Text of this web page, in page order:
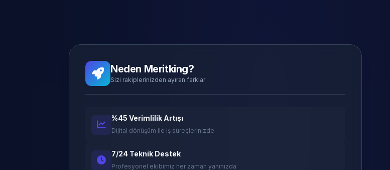
Neden Meritking?
Sizi rakiplerinizden ayıran farklar
%45 Verimlilik Artışı
Dijital dönüşüm ile iş süreçlerinizde
7/24 Teknik Destek
Profesyonel ekibimiz her zaman yanınızda